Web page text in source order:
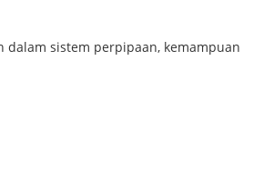
sistem perpipaan, kemampuan